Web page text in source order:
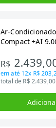
Ar-
Compact +AI 9.000
R$
em até 12x R$
total de R$